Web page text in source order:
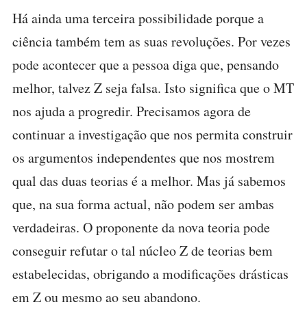
Há ainda uma terceira possibilidade porque a
ciência também tem as suas revoluções. Por vezes
pode acontecer que a pessoa diga que, pensando
melhor, talvez Z seja falsa. Isto significa que o MT
nos ajuda a progredir. Precisamos agora de
continuar a investigação que nos permita construir
os argumentos independentes que nos mostrem
qual das duas teorias é a melhor. Mas já sabemos
que, na sua forma actual, não podem ser ambas
verdadeiras. O proponente da nova teoria pode
conseguir refutar o tal núcleo Z de teorias bem
estabelecidas, obrigando a modificações drásticas
em Z ou mesmo ao seu abandono.